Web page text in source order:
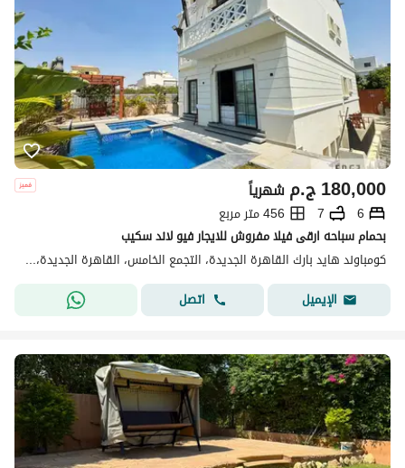
ج.م180,000 شهرياً
6
7
456 متر مربع
بحمام سباحه ارقى فيلا مفروش للايجار فيو لاند سكيب
كومباوند هايد بارك القاهرة الجديدة، التجمع الخامس، القاهرة الجديدة، القاهرة
الإيميل
اتصل